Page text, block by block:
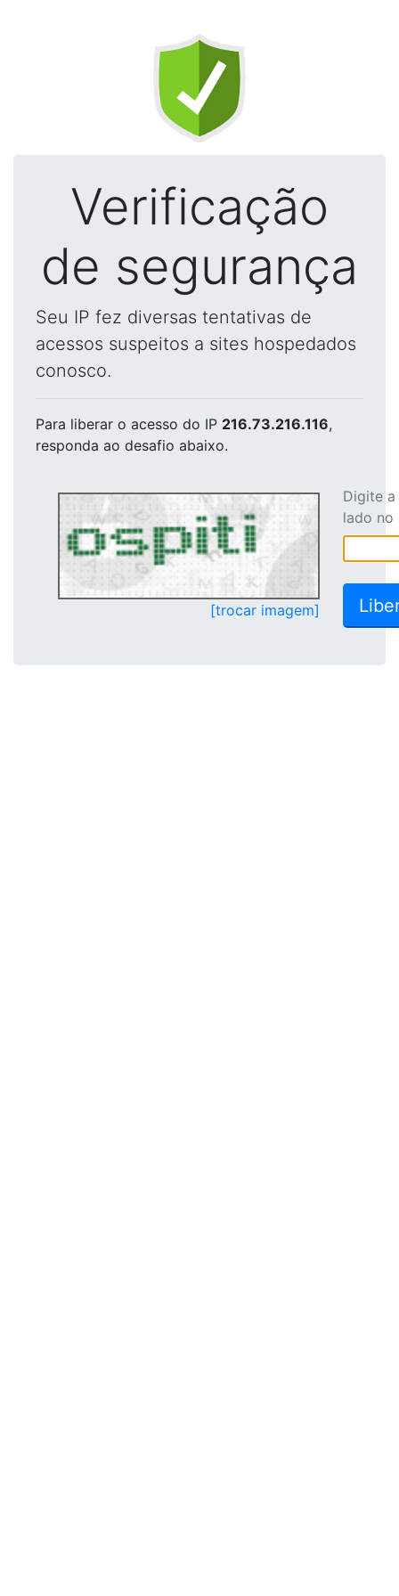
Verificação
de segurança
Seu IP fez diversas tentativas de
acessos suspeitos a sites hospedados
conosco.
Para liberar o acesso do IP 216.73.216.116,
responda ao desafio abaixo.
[trocar imagem]
Digite
lado no